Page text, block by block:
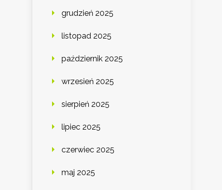
grudzień 2025
listopad 2025
październik 2025
wrzesień 2025
sierpień 2025
lipiec 2025
czerwiec 2025
maj 2025